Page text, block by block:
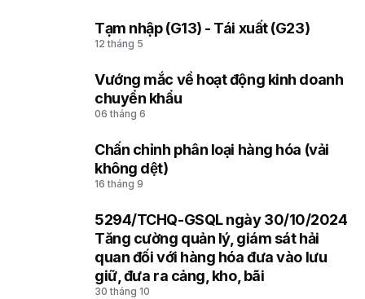
Tạm nhập (G13) - Tái xuất (G23)
12 tháng 5
Vướng mắc về hoạt động kinh doanh
chuyển khẩu
06 tháng 6
Chấn chỉnh phân loại hàng hóa (vải
không dệt)
16 tháng 9
5294/TCHQ-GSQL ngày 30/10/2024
Tăng cường quản lý, giám sát hải
quan đối với hàng hóa đưa vào lưu
giữ, đưa ra cảng, kho, bãi
30 tháng 10